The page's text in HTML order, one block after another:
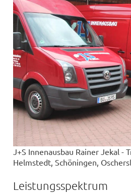
J+S Innenausbau Rainer Jekal -
Helmstedt, Schöningen,
Leistungsspektrum